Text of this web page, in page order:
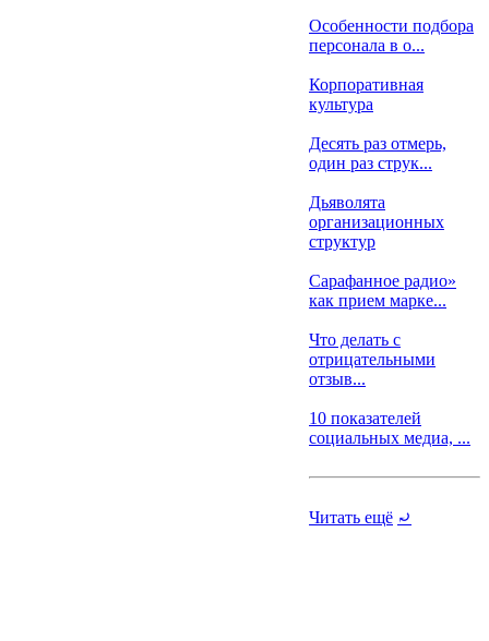
Особенности подбора
персонала в о...
Корпоративная
культура
Десять раз отмерь,
один раз струк...
Дьяволята
организационных
структур
Сарафанное радио»
как прием марке...
Что делать с
отрицательными
отзыв...
10 показателей
социальных медиа, ...
Читать ещё ⤾